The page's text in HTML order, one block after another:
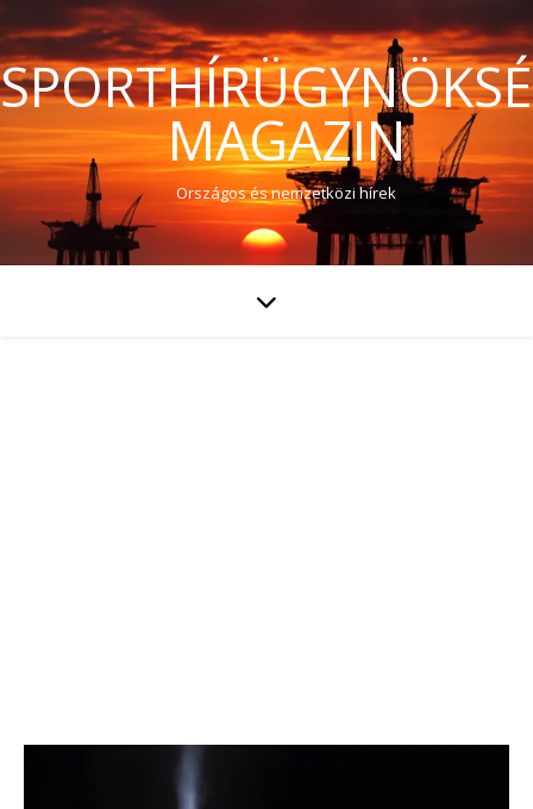
MAGAZIN
Országos és nemzetközi hírek